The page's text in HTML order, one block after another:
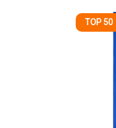
TOP 50